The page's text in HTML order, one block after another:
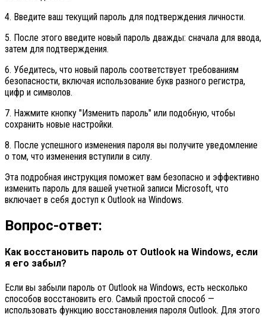
4. Введите ваш текущий пароль для подтверждения личности.
5. После этого введите новый пароль дважды: сначала для ввода,
затем для подтверждения.
6. Убедитесь, что новый пароль соответствует требованиям
безопасности, включая использование букв разного регистра,
цифр и символов.
7. Нажмите кнопку "Изменить пароль" или подобную, чтобы
сохранить новые настройки.
8. После успешного изменения пароля вы получите уведомление
о том, что изменения вступили в силу.
Эта подробная инструкция поможет вам безопасно и эффективно
изменить пароль для вашей учетной записи Microsoft, что
включает в себя доступ к Outlook на Windows.
Вопрос-ответ:
Как восстановить пароль от Outlook на Windows, если
я его забыл?
Если вы забыли пароль от Outlook на Windows, есть несколько
способов восстановить его. Самый простой способ —
использовать функцию восстановления пароля Outlook. Для этого